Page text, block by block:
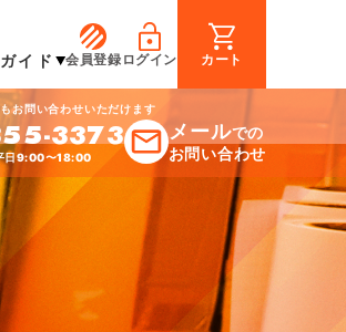
イド 会員登録 ログイン カート
お問い合わせいただけます
3373
日9:00〜18:00
メールでの
お問い合わせ